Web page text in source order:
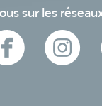
sur les